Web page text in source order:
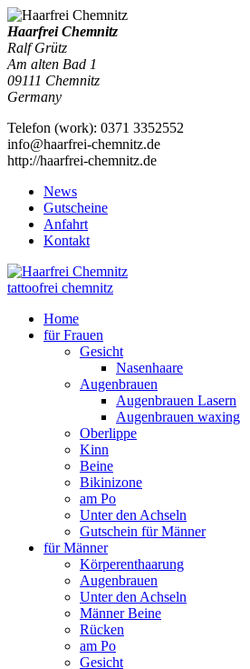
Haarfrei Chemnitz
Ralf Grütz
Am alten Bad 1
09111 Chemnitz
Germany
Telefon (work): 0371 3352552
info@haarfrei-chemnitz.de
http://haarfrei-chemnitz.de
News
Gutscheine
Anfahrt
Kontakt
tattoofrei chemnitz
Home
für Frauen
Gesicht
Nasenhaare
Augenbrauen
Augenbrauen Lasern
Augenbrauen waxing
Oberlippe
Kinn
Beine
Bikinizone
am Po
Unter den Achseln
Gutschein für Männer
für Männer
Körperenthaarung
Augenbrauen
Unter den Achseln
Männer Beine
Rücken
am Po
Gesicht